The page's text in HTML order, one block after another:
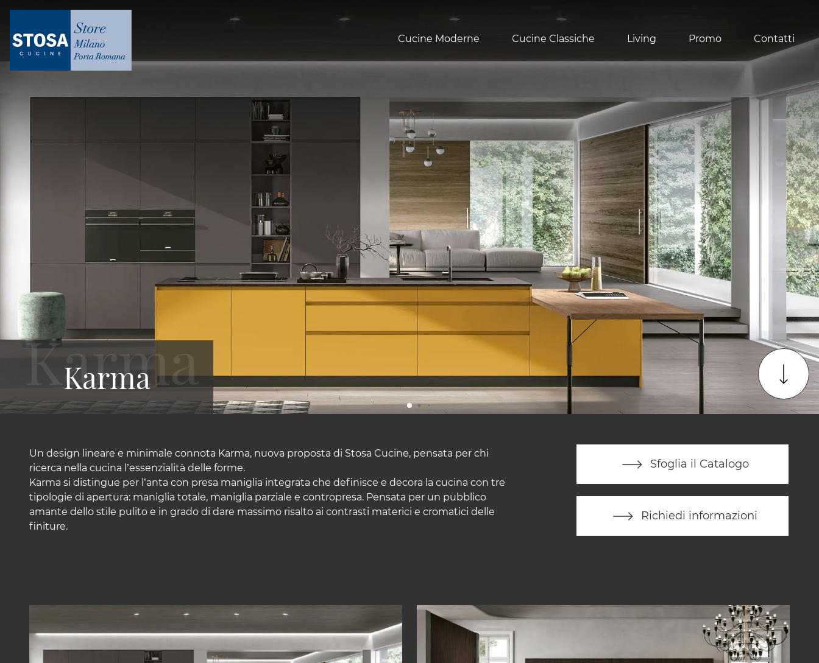
Cucine Moderne Cucine Classiche Living Promo Contatti
Karma
Un design lineare e minimale connota Karma, nuova proposta di Stosa Cucine, pensata per chi
ricerca nella cucina l’essenzialità delle forme.
Karma si distingue per l’anta con presa maniglia integrata che definisce e decora la cucina con tre
tipologie di apertura: maniglia totale, maniglia parziale e contropresa. Pensata per un pubblico
amante dello stile pulito e in grado di dare massimo risalto ai contrasti materici e cromatici delle
finiture.
Sfoglia il Catalogo
Richiedi informazioni